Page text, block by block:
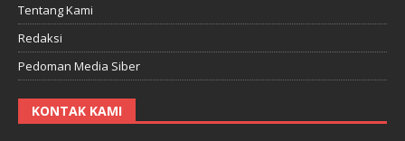
Tentang Kami
Redaksi
Pedoman Media Siber
KONTAK KAMI